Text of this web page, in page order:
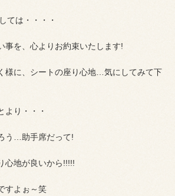
ては・・・・
事を、心よりお約束いたします!
様に、シートの座り心地…気にしてみて下
より・・・
う…助手席だって!
心地が良いから!!!!!
すよぉ～笑